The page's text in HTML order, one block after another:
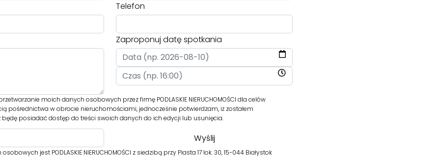
Telefon
Zaproponuj datę spotkania
moich danych osobowych przez firmę PODLASKIE NIERUCHOMOŚCI dla celów
pośrednictwa w obrocie nieruchomościami, jednocześnie potwierdzam, iż zostałem
posiadać dostęp do treści swoich danych do ich edycji lub usunięcia.
jest PODLASKIE NIERUCHOMOŚCI z siedzibą przy Piasta 17 lok. 30, 15-044 Białystok